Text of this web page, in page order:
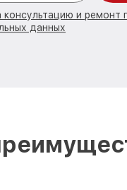
консультацию и ремонт
данных